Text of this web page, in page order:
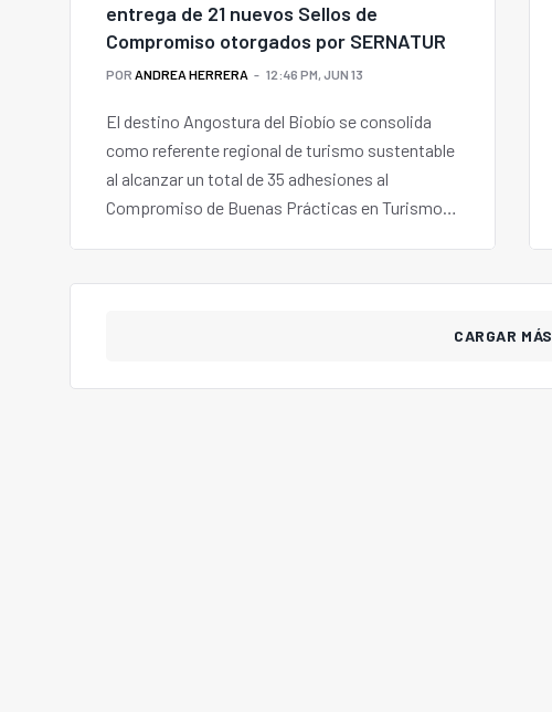
entrega de 21 nuevos Sellos de
Compromiso otorgados por SERNATUR
POR ANDREA HERRERA 12:46 PM, JUN 13
El destino Angostura del Biobío se consolida
como referente regional de turismo sustentable
al alcanzar un total de 35 adhesiones al
Compromiso de Buenas Prácticas en Turismo
CARGAR MÁS